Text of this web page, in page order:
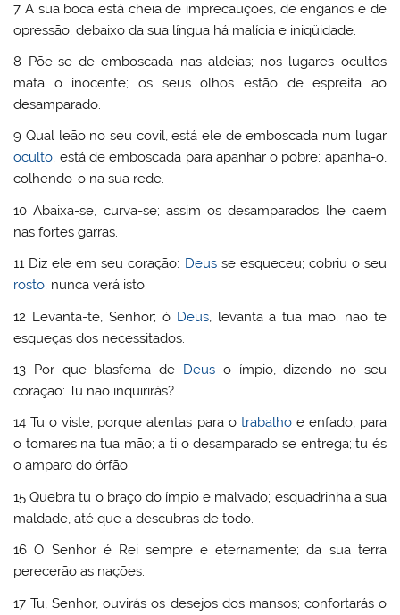
7 A sua boca está cheia de imprecauções, de enganos e de
opressão; debaixo da sua língua há malícia e iniqüidade.
8 Põe-se de emboscada nas aldeias; nos lugares ocultos
mata o inocente; os seus olhos estão de espreita ao
desamparado.
9 Qual leão no seu covil, está ele de emboscada num lugar
oculto; está de emboscada para apanhar o pobre; apanha-o,
colhendo-o na sua rede.
10 Abaixa-se, curva-se; assim os desamparados lhe caem
nas fortes garras.
11 Diz ele em seu coração: Deusse esqueceu; cobriu o seu
rosto; nunca verá isto.
12 Levanta-te, Senhor; ó Deus, levanta a tua mão; não te
esqueças dos necessitados.
13 Por que blasfema de Deus o ímpio, dizendo no seu
coração: Tu não inquirirás?
14 Tu o viste, porque atentas para o trabalhoe enfado, para
o tomares na tua mão; a ti o desamparado se entrega; tu és
o amparo do órfão.
15 Quebra tu o braço do ímpio e malvado; esquadrinha a sua
maldade, até que a descubras de todo.
16 O Senhor é Rei sempre e eternamente; da sua terra
perecerão as nações.
17 Tu, Senhor, ouvirás os desejos dos mansos; confortarás o